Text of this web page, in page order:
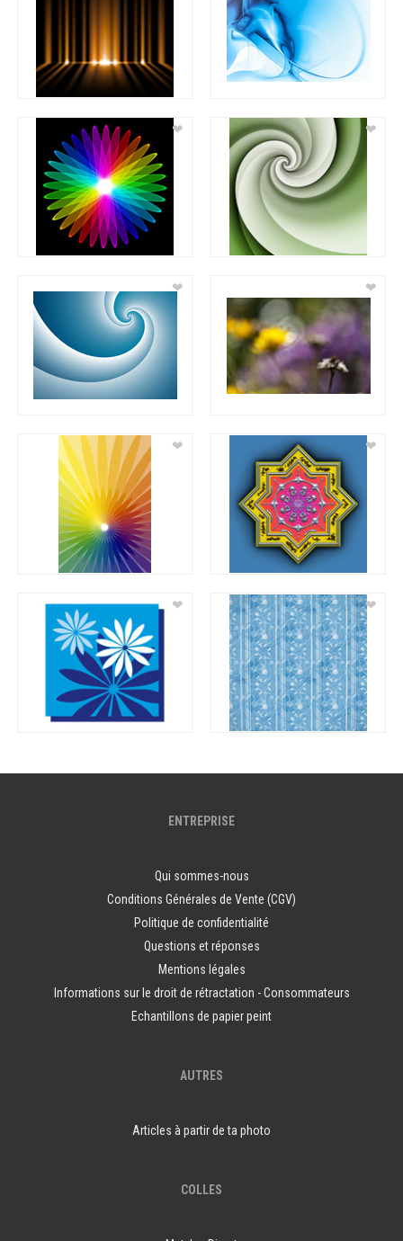
❤ ❤
❤ ❤
❤ ❤
❤ ❤
ENTREPRISE
Qui sommes-nous
Conditions Générales de Vente (CGV)
Politique de confidentialité
Questions et réponses
Mentions légales
Informations sur le droit de rétractation - Consommateurs
Echantillons de papier peint
AUTRES
Articles à partir de ta photo
COLLES